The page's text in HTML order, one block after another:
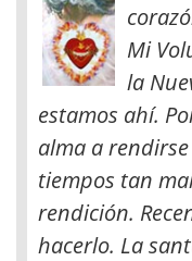
Mi
la
estamos ahí.
alma a
tiempos tan
rendición.
hacerlo. La